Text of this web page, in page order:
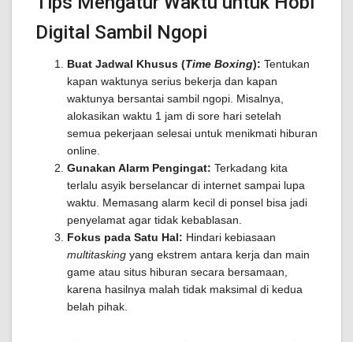
Digital Sambil Ngopi
Buat Jadwal Khusus (Time Boxing): Tentukan
kapan waktunya serius bekerja dan kapan
waktunya bersantai sambil ngopi. Misalnya,
alokasikan waktu 1 jam di sore hari setelah
semua pekerjaan selesai untuk menikmati hiburan
online.
Gunakan Alarm Pengingat: Terkadang kita
terlalu asyik berselancar di internet sampai lupa
waktu. Memasang alarm kecil di ponsel bisa jadi
penyelamat agar tidak kebablasan.
Fokus pada Satu Hal: Hindari kebiasaan
multitasking yang ekstrem antara kerja dan main
game atau situs hiburan secara bersamaan,
karena hasilnya malah tidak maksimal di kedua
belah pihak.